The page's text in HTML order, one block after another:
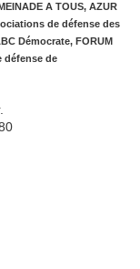
A TOUS, AZUR
de défense des
Démocrate, FORUM
défense de